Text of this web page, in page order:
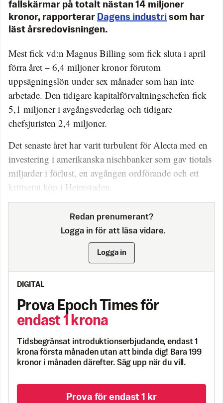
fallskärmar på totalt nästan 14 miljoner
kronor, rapporterar Dagens industri som har
läst årsredovisningen.
Mest fick vd:n Magnus Billing som fick sluta i april
förra året – 6,4 miljoner kronor förutom
uppsägningslön under sex månader som han inte
arbetade. Den tidigare kapitalförvaltningschefen fick
5,1 miljoner i avgångsvederlag och tidigare
chefsjuristen 2,4 miljoner.
Det senaste året har varit turbulent för Alecta med en
investering i amerikanska nischbanker som gav tiotals
miljarder i förlust, en avgången ordförande och ett
kritiserat köp i Heimstaden.
Redan prenumerant?
Logga in för att läsa vidare.
Logga in
DIGITAL
Prova Epoch Times för
endast 1 krona
Tidsbegränsat introduktionserbjudande, endast 1
krona första månaden utan att binda dig! Bara 199
kronor i månaden därefter. Säg upp när du vill.
Prova för endast 1 kr